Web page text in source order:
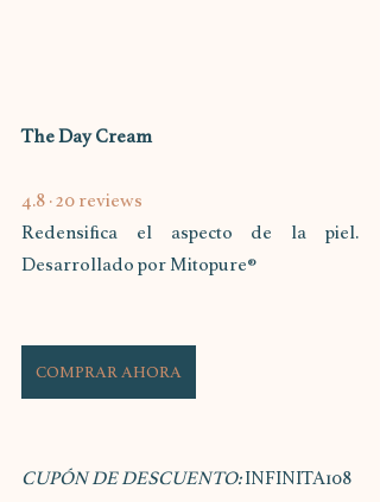
The Day Cream
4.8 · 20 reviews
Redensifica el aspecto de la piel.
Desarrollado por Mitopure®
COMPRAR AHORA
CUPÓN DE DESCUENTO: INFINITA108